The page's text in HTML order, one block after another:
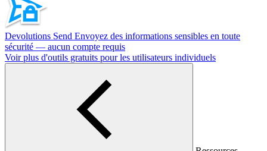
Devolutions Send Envoyez des informations sensibles en toute
sécurité — aucun compte requis
Voir plus d'outils gratuits pour les utilisateurs individuels